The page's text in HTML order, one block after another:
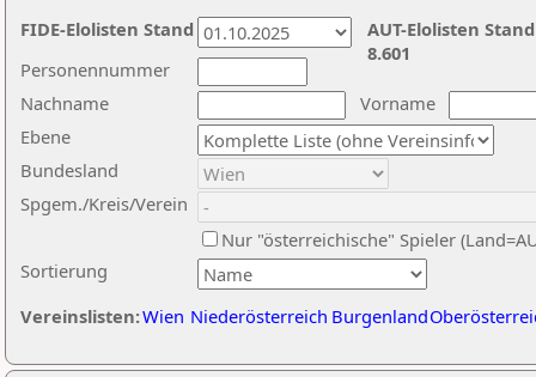
Nachname
Vorname
Ebene
Sortierung
Personennummer
Bundesland
Spgem./Kreis/Verein
Nur "österreichische" Spieler
Vereinslisten:Wien Niederösterreich Burgenland
AUT-Elolisten
8.601
FIDE-Elolisten Stand